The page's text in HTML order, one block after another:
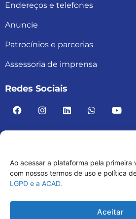
Ao acessar a plataforma pela primeira
com nossos termos de uso e política
LGPD e a ACAD.
Aceitar
Endereços e telefones
Anuncie
Patrocínios e parcerias
Assessoria de imprensa
Redes Sociais
ACAD BRASIL –